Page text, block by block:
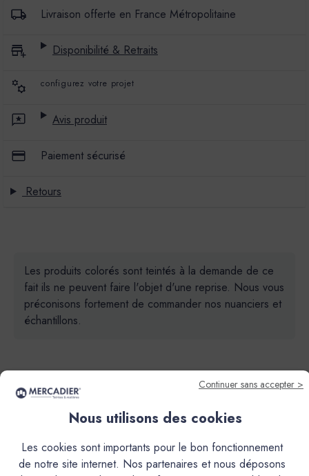
MAT
PROFOND
SANTOLINE
MAT
PROFOND
Livraison offerte en France Métropolitaine
Disponibilité & Retraits
configurez votre projet
Avis produit
Paiement sécurisé
Retours
Les produits colorés sont teintés à la demande de ce
fait ils ne peuvent faire l'objet d'une reprise. Nous vous
préconisons fortement de commander nos nuanciers et
échantillons.
Descriptif
Caractéristiques
Continuer sans accepter >
Nous utilisons des cookies
Les cookies sont importants pour le bon fonctionnement
de notre site internet. Nos partenaires et nous déposons